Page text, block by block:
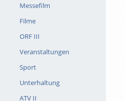
Messefilm
Filme
ORF III
Veranstaltungen
Sport
Unterhaltung
ATV II